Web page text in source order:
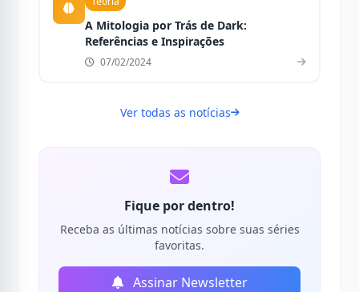
A Mitologia por Trás de Dark:
Referências e Inspirações
07/02/2024
Ver todas as notícias
Fique por dentro!
Receba as últimas notícias sobre suas séries
favoritas.
Assinar Newsletter